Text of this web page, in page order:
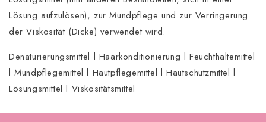
Lösung aufzulösen), zur Mundpflege und zur Verringerung
der Viskosität (Dicke) verwendet wird.
Denaturierungsmittel l Haarkonditionierung l Feuchthaltemittel
l Mundpflegemittel l Hautpflegemittel l Hautschutzmittel l
Lösungsmittel l Viskositätsmittel